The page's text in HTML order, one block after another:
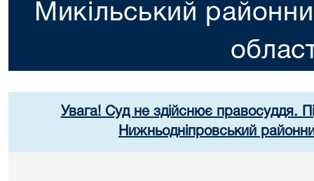
Микільський
Увага! Суд не здійснює правосуддя.
Нижньодніпровський